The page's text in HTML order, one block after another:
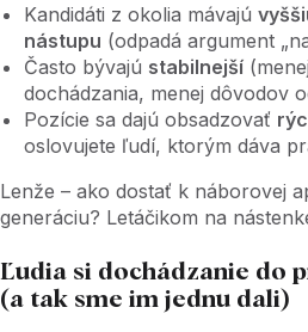
Kandidáti z okolia mávajú
nástupu (odpadá argument
Často bývajú stabilnejší
dochádzania, menej dôvodov
Pozície sa dajú obsadzovať
oslovujete ľudí, ktorým dáva
Lenže – ako dostať k náborovej
generáciu? Letáčikom na
Ľudia si dochádzanie do
(a tak sme im jednu dali)